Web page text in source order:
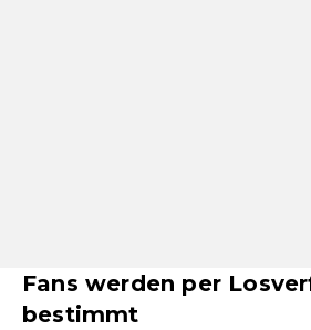
Fans werden per
bestimmt